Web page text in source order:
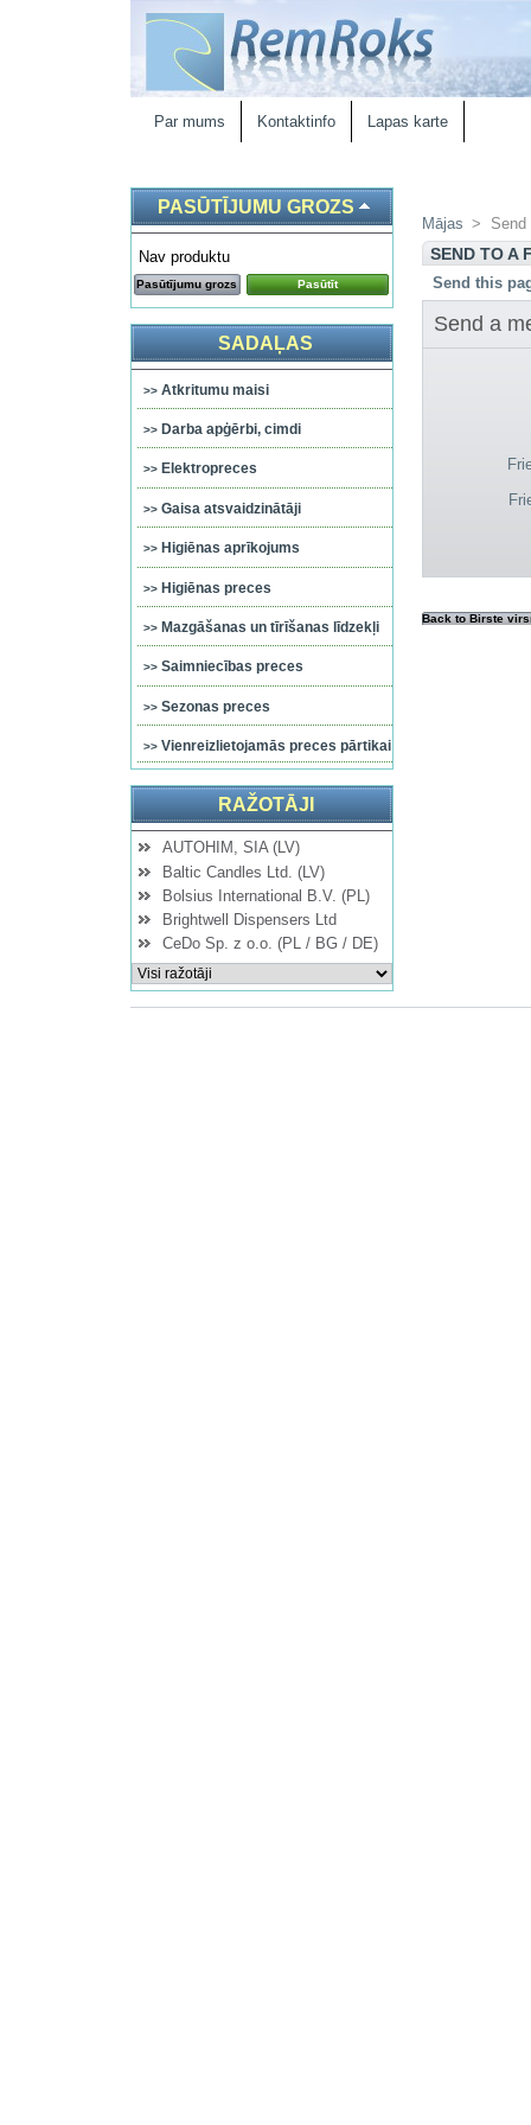
Par mums Kontaktinfo Lapas karte
PASŪTĪJUMU GROZS
Nav produktu
Pasūtījumu grozs Pasūtīt
SADAĻAS
Atkritumu maisi
Darba apģērbi, cimdi
Elektropreces
Gaisa atsvaidzinātāji
Higiēnas aprīkojums
Higiēnas preces
Mazgāšanas un tīrīšanas līdzekļi
Saimniecības preces
Sezonas preces
Vienreizlietojamās preces pārtikai
RAŽOTĀJI
AUTOHIM, SIA (LV)
Baltic Candles Ltd. (LV)
Bolsius International B.V. (PL)
Brightwell Dispensers Ltd
CeDo Sp. z o.o. (PL / BG / DE)
Mājas > Send
SEND TO A
Send this
Send a
Back to Birste